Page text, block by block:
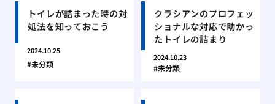
トイレが詰まった時の対
処法を知っておこう
2024.10.25
未分類
クラシアンのプロフェッ
ショナルな対応で助かっ
たトイレの詰まり
2024.10.23
未分類